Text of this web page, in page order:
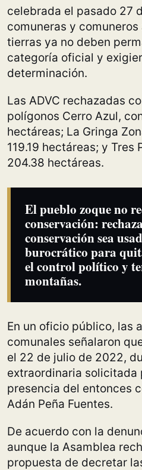
celebrada el pasado 27
comuneras y
tierras ya no deben
categoría oficial y
determinación.
Las ADVC rechazadas
polígonos Cerro Azul,
hectáreas; La Gringa
119.19 hectáreas; y Tres
204.38 hectáreas.
El pueblo zoque no
conservación:
conservación sea
burocrático para
el control político y
montañas.
En un oficio público, las
comunales señalaron
el 22 de julio de 2022,
extraordinaria solicitada
presencia del entonces
Adán Peña Fuentes.
De acuerdo con la
aunque la Asamblea
propuesta de decretar